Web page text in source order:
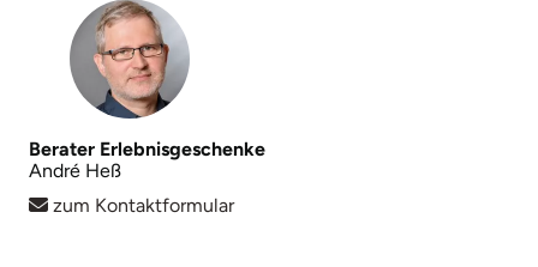
Berater Erlebnisgeschenke
André Heß
zum Kontaktformular
Leipzig
Leutkirch
Ludwigslust-Parchim
Löbau